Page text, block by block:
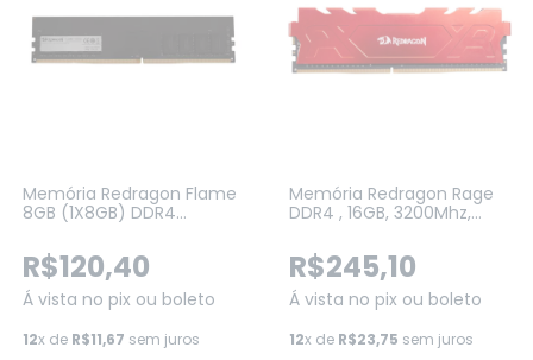
Memória Redragon Flame
8GB (1X8GB) DDR4
703)
R$120,40
Á vista no pix ou boleto
12x de R$11,67 sem juros
Memória Redragon Rage
DDR4 , 16GB, 3200Mhz,
R$245,10
Á vista no pix ou boleto
12x de R$23,75 sem juros